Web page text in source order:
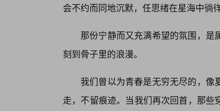
会不约而同地沉默，任思绪在星海中徜
那份宁静而又充满希望的氛围，
刻到骨子里的浪漫。
我们曾以为青春是无穷无尽的，
走，不留痕迹。当我们再次回首，那